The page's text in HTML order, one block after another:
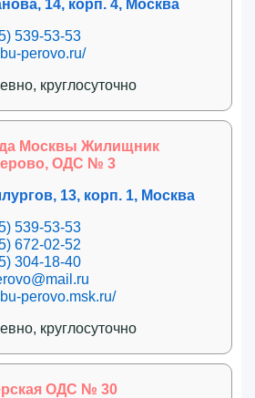
14, корп. 4, Москва
539-53-53
perovo.ru/
круглосуточно
Москвы Жилищник
ОДС № 3
13, корп. 1, Москва
539-53-53
672-02-52
304-18-40
perovo.msk.ru/
круглосуточно
ОДС № 30